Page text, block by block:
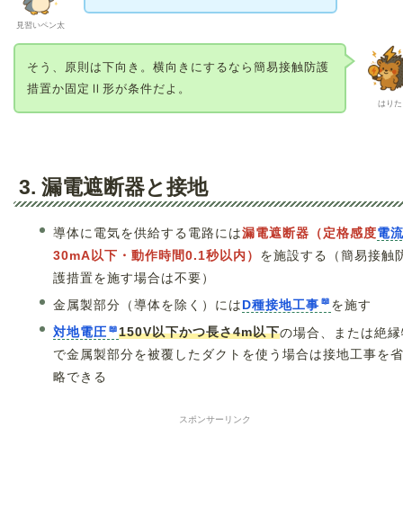
見習いペン太
はりた
そう、原則は下向き。横向きにするなら簡易接触防護
措置か固定Ⅱ形が条件だよ。
3. 漏電遮断器と接地
導体に電気を供給する電路には漏電遮断器（定格感度電
30mA以下・動作時間0.1秒以内） を施設する（簡易接触
護措置を施す場合は不要）
金属製部分（導体を除く）には D種接地工事 を施す
対地電圧 150V以下かつ長さ4m以下の場合、または絶
で金属製部分を被覆したダクトを使う場合は接地工事を
略できる
スポンサーリンク